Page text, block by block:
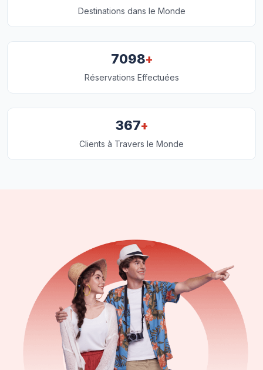
Destinations dans le Monde
7098+
Réservations Effectuées
367+
Clients à Travers le Monde